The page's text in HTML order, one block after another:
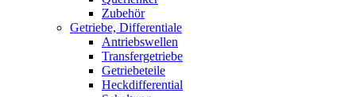
Zubehör
Getriebe, Differentiale
Antriebswellen
Transfergetriebe
Getriebeteile
Heckdifferential